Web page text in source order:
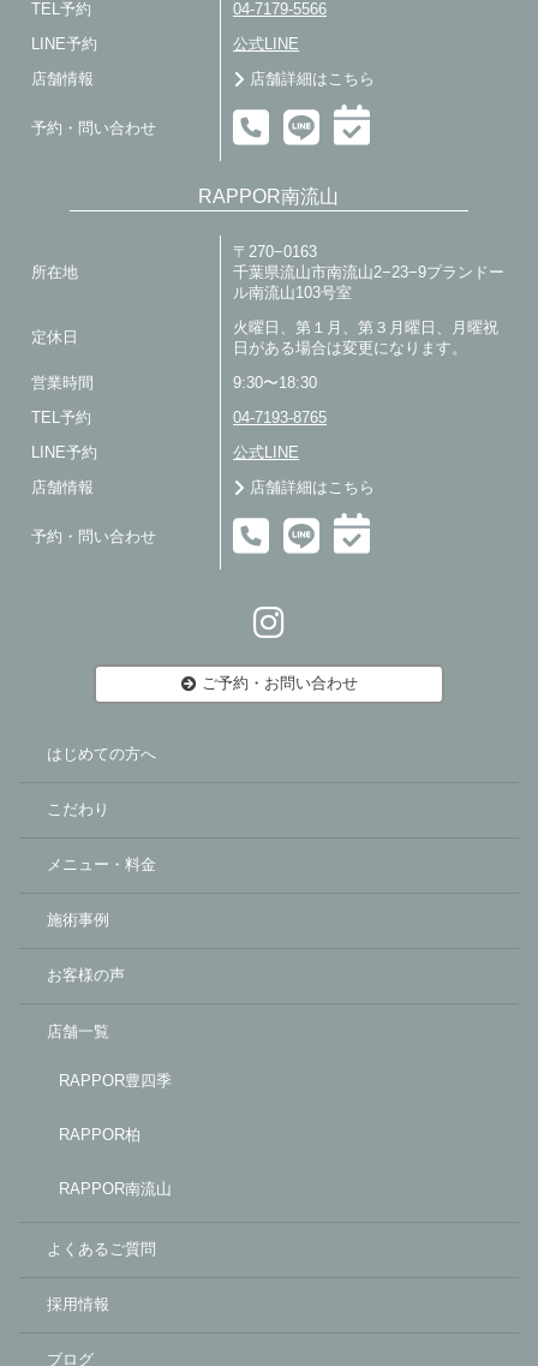
TEL予約 04-7179-5566
LINE予約 公式LINE
店舗情報 店舗詳細はこちら
予約・問い合わせ
RAPPOR南流山
所在地
〒270−0163
千葉県流山市南流山2−23−9プランドー
ル南流山103号室
定休日
火曜日、第１月、第３月曜日、月曜祝
日がある場合は変更になります。
営業時間 9:30〜18:30
TEL予約 04-7193-8765
LINE予約 公式LINE
店舗情報 店舗詳細はこちら
予約・問い合わせ
ご予約・お問い合わせ
はじめての方へ
こだわり
メニュー・料金
施術事例
お客様の声
店舗一覧
RAPPOR豊四季
RAPPOR柏
RAPPOR南流山
よくあるご質問
採用情報
ブログ